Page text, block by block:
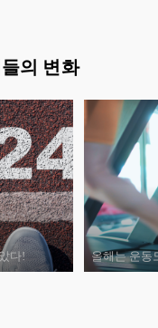
의 변화
다! 올해는 운동